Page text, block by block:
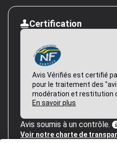
Certification
Avis Vérifiés est certifié
pour le traitement des
modération et restitution
En savoir plus
Avis soumis à un contrôle.
Voir notre charte de